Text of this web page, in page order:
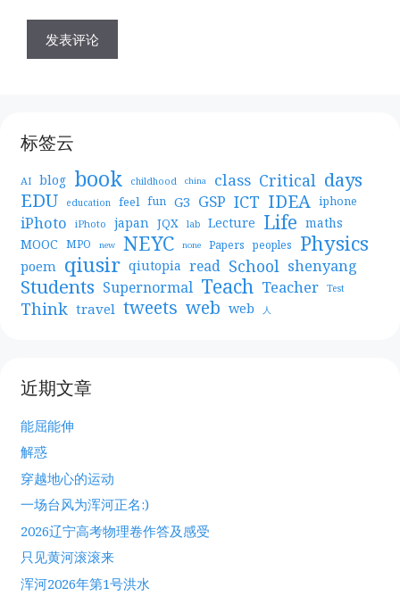
标签云
AI blog book childhood china class Critical days
EDU education feel fun G3 GSP ICT IDEA iphone
iPhoto iPhoto japan JQX lab Lecture Life maths
MOOC MPO new NEYC none Papers peoples Physics
poem qiusir qiutopia read School shenyang
Students Supernormal Teach Teacher Test
Think travel tweets web web 人
近期文章
能屈能伸
解惑
穿越地心的运动
一场台风为浑河正名:)
2026辽宁高考物理卷作答及感受
只见黄河滚滚来
浑河2026年第1号洪水